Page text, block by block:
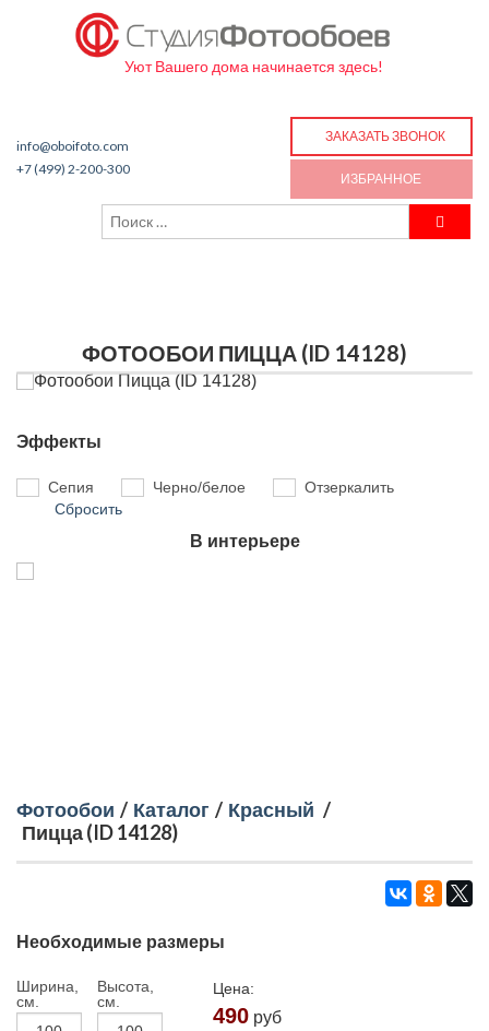
Уют Вашего дома начинается здесь!
info@oboifoto.com
+7 (499) 2-200-300
ЗАКАЗАТЬ ЗВОНОК
ИЗБРАННОЕ
ФОТООБОИ ПИЦЦА (ID 14128)
Эффекты
Сепия Черно/белое
Отзеркалить
Сбросить
В интерьере
Фотообои / Каталог / Красный /
Пицца (ID 14128)
Необходимые размеры
Ширина,
см.
Высота,
см.
Цена:
490 руб